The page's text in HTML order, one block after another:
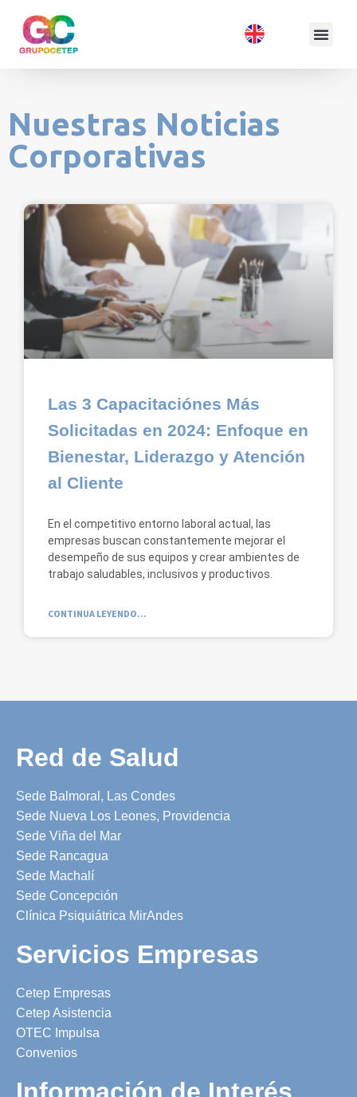
Nuestras Noticias
Corporativas
Las 3 Capacitaciónes Más
Solicitadas en 2024: Enfoque en
Bienestar, Liderazgo y Atención
al Cliente
En el competitivo entorno laboral actual, las
empresas buscan constantemente mejorar el
desempeño de sus equipos y crear ambientes de
trabajo saludables, inclusivos y productivos.
CONTINUA LEYENDO...
Red de Salud
Sede Balmoral, Las Condes
Sede Nueva Los Leones, Providencia
Sede Viña del Mar
Sede Rancagua
Sede Machalí
Sede Concepción
Clínica Psiquiátrica MirAndes
Servicios Empresas
Cetep Empresas
Cetep Asistencia
OTEC Impulsa
Convenios